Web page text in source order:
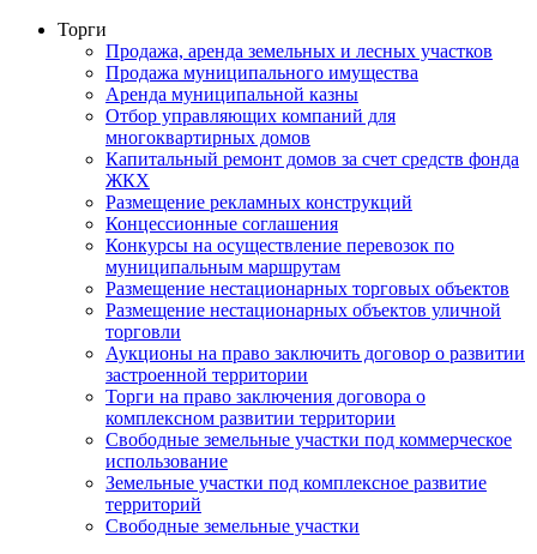
Торги
Продажа, аренда земельных и лесных участков
Продажа муниципального имущества
Аренда муниципальной казны
Отбор управляющих компаний для
многоквартирных домов
Капитальный ремонт домов за счет средств фонда
ЖКХ
Размещение рекламных конструкций
Концессионные соглашения
Конкурсы на осуществление перевозок по
муниципальным маршрутам
Размещение нестационарных торговых объектов
Размещение нестационарных объектов уличной
торговли
Аукционы на право заключить договор о развитии
застроенной территории
Торги на право заключения договора о
комплексном развитии территории
Свободные земельные участки под коммерческое
использование
Земельные участки под комплексное развитие
территорий
Свободные земельные участки